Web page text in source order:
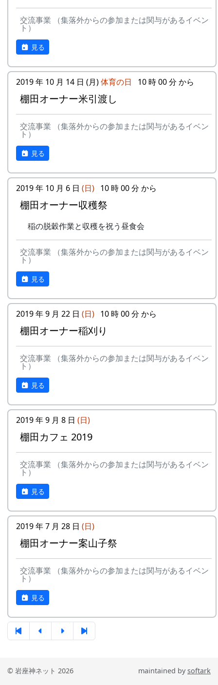
交流事業 （集落外からの参加または関与があるイベン
ト）
見る
2019 年 10 月 14 日 (月)体育の日 10 時 00 分 から
棚田オーナー米引渡し
交流事業 （集落外からの参加または関与があるイベン
ト）
見る
2019 年 10 月 6 日 (日) 10 時 00 分 から
棚田オーナー収穫祭
稲の脱穀作業と収穫を祝う昼食会
交流事業 （集落外からの参加または関与があるイベン
ト）
見る
2019 年 9 月 22 日 (日) 10 時 00 分 から
棚田オーナー稲刈り
交流事業 （集落外からの参加または関与があるイベン
ト）
見る
2019 年 9 月 8 日 (日)
棚田カフェ 2019
交流事業 （集落外からの参加または関与があるイベン
ト）
見る
2019 年 7 月 28 日 (日)
棚田オーナー案山子祭
交流事業 （集落外からの参加または関与があるイベン
ト）
見る
© 岩座神ネット 2026 maintained bysoftark